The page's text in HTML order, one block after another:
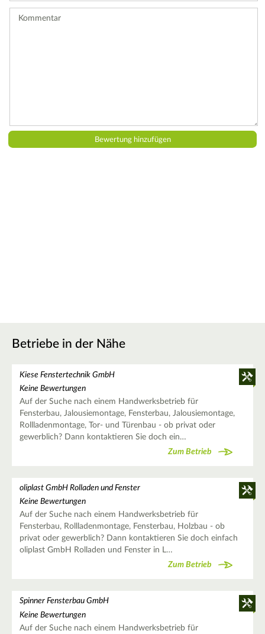
Betriebe in der Nähe
Kiese Fenstertechnik GmbH
Keine Bewertungen
Auf der Suche nach einem Handwerksbetrieb für
Fensterbau, Jalousiemontage, Fensterbau, Jalousiemontage,
Rollladenmontage, Tor- und Türenbau - ob privat oder
gewerblich? Dann kontaktieren Sie doch ein…
Zum Betrieb
oliplast GmbH Rolladen und Fenster
Keine Bewertungen
Auf der Suche nach einem Handwerksbetrieb für
Fensterbau, Rollladenmontage, Fensterbau, Holzbau - ob
privat oder gewerblich? Dann kontaktieren Sie doch einfach
oliplast GmbH Rolladen und Fenster in L…
Zum Betrieb
Spinner Fensterbau GmbH
Keine Bewertungen
Auf der Suche nach einem Handwerksbetrieb für